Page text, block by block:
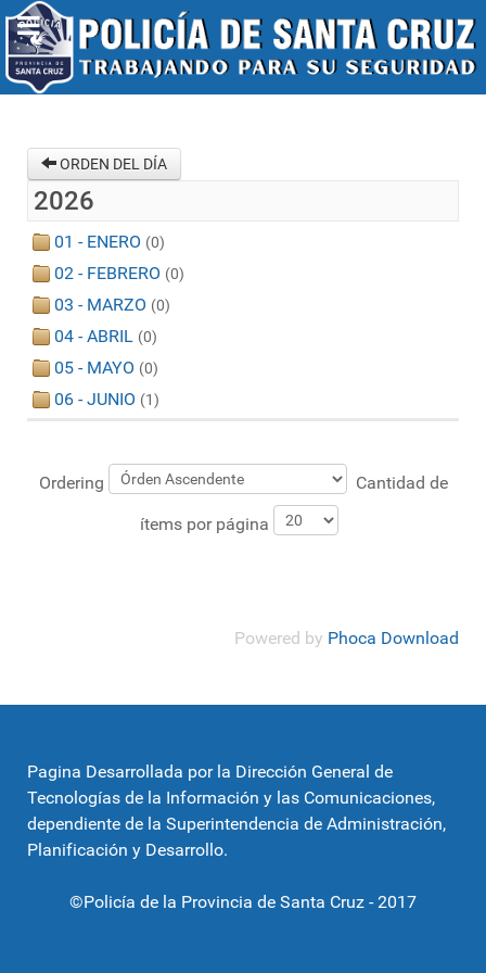
ORDEN DEL DÍA
2026
01 - ENERO (0)
02 - FEBRERO (0)
03 - MARZO (0)
04 - ABRIL (0)
05 - MAYO (0)
06 - JUNIO (1)
Ordering
Cantidad de
ítems por página
Powered by Phoca Download
Pagina Desarrollada por la Dirección General de
Tecnologías de la Información y las Comunicaciones,
dependiente de la Superintendencia de Administración,
Planificación y Desarrollo.
©Policía de la Provincia de Santa Cruz - 2017